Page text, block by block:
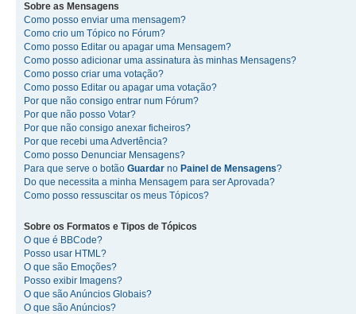
Sobre as Mensagens
Como posso enviar uma mensagem?
Como crio um Tópico no Fórum?
Como posso Editar ou apagar uma Mensagem?
Como posso adicionar uma assinatura às minhas Mensagens?
Como posso criar uma votação?
Como posso Editar ou apagar uma votação?
Por que não consigo entrar num Fórum?
Por que não posso Votar?
Por que não consigo anexar ficheiros?
Por que recebi uma Advertência?
Como posso Denunciar Mensagens?
Para que serve o botão Guardar no Painel de Mensagens?
Do que necessita a minha Mensagem para ser Aprovada?
Como posso ressuscitar os meus Tópicos?
Sobre os Formatos e Tipos de Tópicos
O que é BBCode?
Posso usar HTML?
O que são Emoções?
Posso exibir Imagens?
O que são Anúncios Globais?
O que são Anúncios?